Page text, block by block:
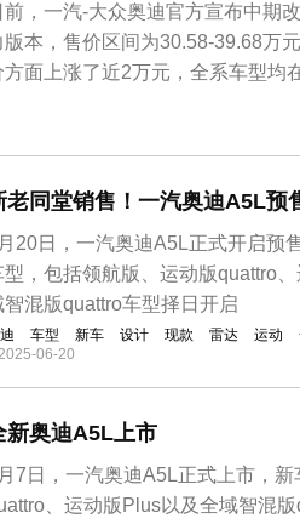
前，一汽-大众奥迪官方宣布中期
版本，售价区间为30.58-39.68万
方面上涨了近2万元，全系车型均
3系售价区间为29.39-40.99万元
老同堂销售！一汽奥迪A5L预
20日，一汽奥迪A5L正式开启预
型，包括领航版、运动版quattro
智混版quattro车型择日开启
车型 新车 设计 现款 雷达 运动
06-20
新奥迪A5L上市
7日，一汽奥迪A5L正式上市，
、运动版Plus以及全域智混